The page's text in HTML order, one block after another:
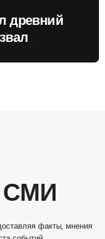
древний
СМИ
факты, мнения